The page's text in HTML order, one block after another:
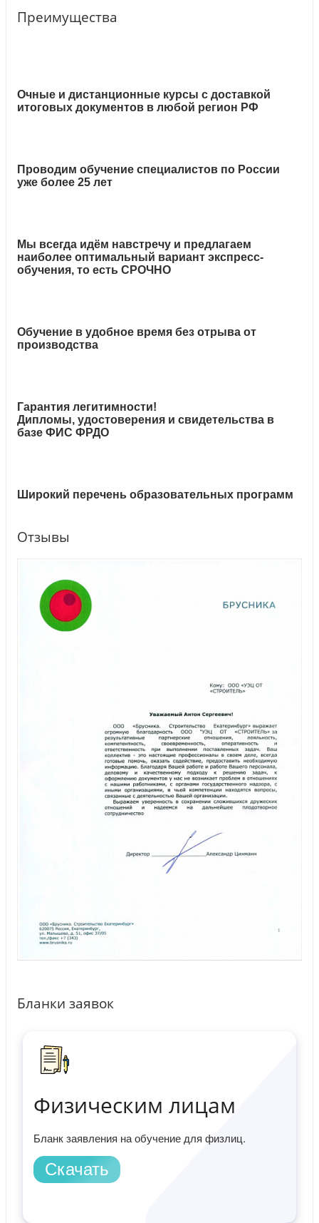
Преимущества
Очные и дистанционные курсы с доставкой
итоговых документов в любой регион РФ
Проводим обучение специалистов по России
уже более 25 лет
Мы всегда идём навстречу и предлагаем
наиболее оптимальный вариант экспресс-
обучения, то есть СРОЧНО
Обучение в удобное время без отрыва от
производства
Гарантия легитимности!
Дипломы, удостоверения и свидетельства в
базе ФИС ФРДО
Широкий перечень образовательных программ
Отзывы
Бланки заявок
Физическим лицам
Бланк заявления на обучение для физлиц.
Скачать